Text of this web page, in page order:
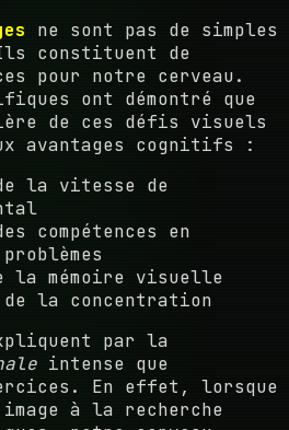
ne sont pas de simples
constituent de
pour notre cerveau.
ont démontré que
de ces défis visuels
avantages cognitifs :
la vitesse de
compétences en
la mémoire visuelle
de la concentration
par la
intense que
En effet, lorsque
à la recherche